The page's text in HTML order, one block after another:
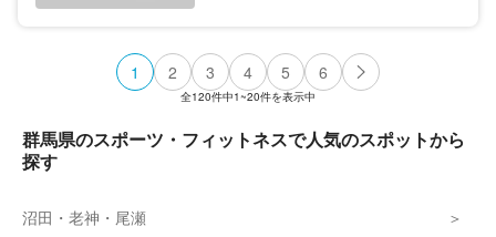
1 2 3 4 5 6
全120件中1~20件を表示中
群馬県のスポーツ・フィットネスで人気のスポットから
探す
沼田・老神・尾瀬